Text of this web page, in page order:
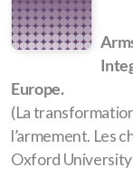
Europe.
(La
l’armement. Les
Oxford University